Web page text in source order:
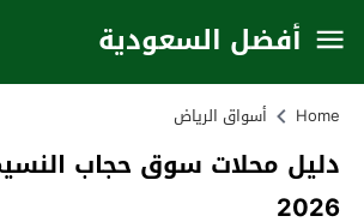
أفضل السعودية
Home أسواق الرياض
دليل محلات سوق حجاب
2026